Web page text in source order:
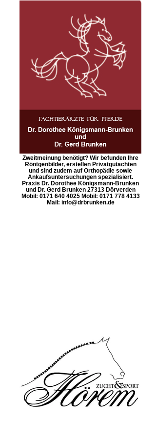
Zweitmeinung benötigt? Wir befunden Ihre
Röntgenbilder, erstellen Privatgutachten
und sind zudem auf Orthopädie sowie
Ankaufsuntersuchungen spezialisiert.
Praxis Dr. Dorothee Königsmann-Brunken
und Dr. Gerd Brunken 27313 Dörverden
Mobil: 0171 640 4025 Mobil: 0171 778 4133
Mail: info@drbrunken.de